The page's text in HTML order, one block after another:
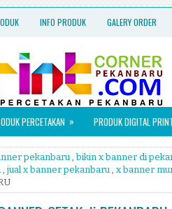
INFO PRODUK GALERY ORDER
PERCETAKAN » PRODUK DIGITAL
pekanbaru ,bikin x banner di
, jual x banner pekanbaru , x banner